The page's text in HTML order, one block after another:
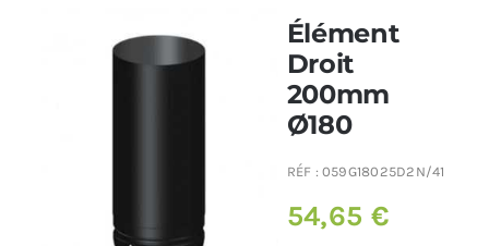
Poêles et chaudières
Élément
Droit
200mm
Ø180
RÉF :059G18025D2N/41
54,65€